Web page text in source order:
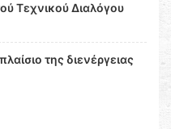
Τεχνικού Διαλόγου
της διενέργειας